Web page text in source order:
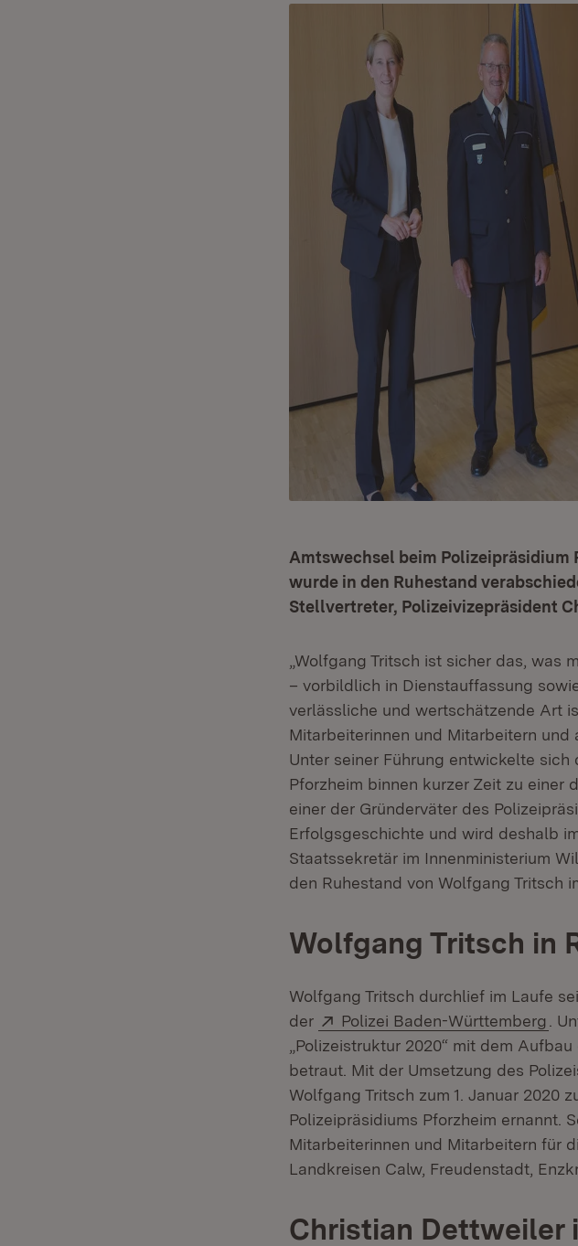
Amtswechsel beim Polizeipräsidium
wurde in den Ruhestand
Stellvertreter, Polizeivizepräsident
„Wolfgang Tritsch ist sicher das, was
– vorbildlich in Dienstauffassung
verlässliche und wertschätzende Art
Mitarbeiterinnen und Mitarbeitern und
Unter seiner Führung entwickelte
Pforzheim binnen kurzer Zeit zu einer
einer der Gründerväter des
Erfolgsgeschichte und wird deshalb
Staatssekretär im Innenministerium
den Ruhestand von Wolfgang Tritsch
Wolfgang Tritsch in
Wolfgang Tritsch durchlief im Laufe
der
Extern:
Polizei Baden-Württemberg
.
„Polizeistruktur 2020“ mit dem
betraut. Mit der Umsetzung des
Wolfgang Tritsch zum 1. Januar 2020
Polizeipräsidiums Pforzheim ernannt.
Mitarbeiterinnen und Mitarbeitern für
Landkreisen Calw, Freudenstadt,
Christian Dettweiler